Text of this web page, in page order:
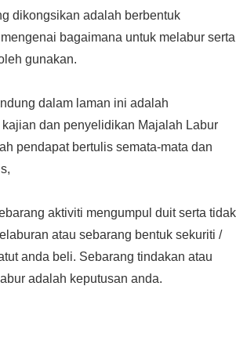
dikongsikan adalah berbentuk
bagaimana untuk melabur serta
gunakan.
dalam laman ini adalah
dan penyelidikan Majalah Labur
pendapat bertulis semata-mata dan
aktiviti mengumpul duit serta tidak
atau sebarang bentuk sekuriti /
anda beli. Sebarang tindakan atau
adalah keputusan anda.